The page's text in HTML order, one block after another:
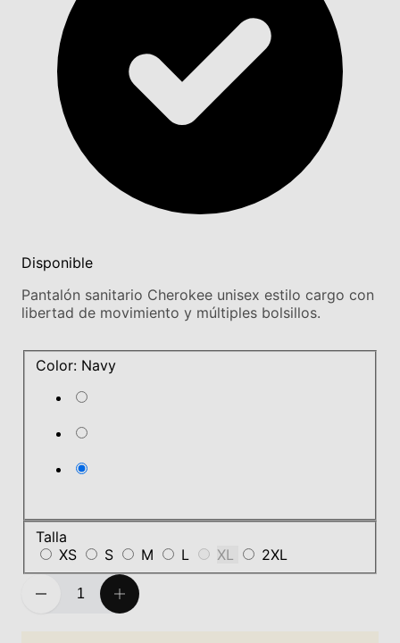
Disponible
Pantalón sanitario Cherokee unisex estilo cargo con
libertad de movimiento y múltiples bolsillos.
Color: Navy
Talla
XS
S M L XL 2XL